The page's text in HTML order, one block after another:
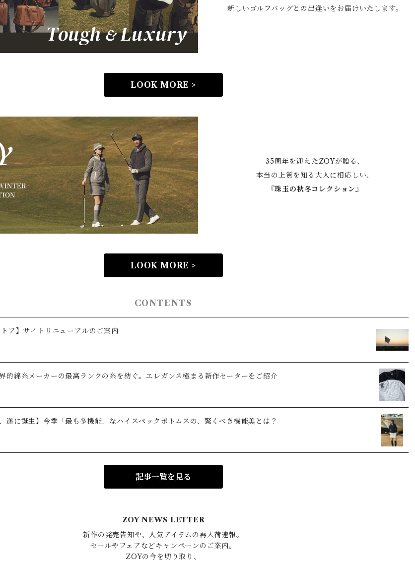
新しいゴルフバッグとの出逢いをお届けいたします。
LOOK MORE >
35周年を迎えたZOYが贈る、
本当の上質を知る大人に相応しい、
『珠玉の秋冬コレクション』
LOOK MORE >
CONTENTS
ア】サイトリニューアルのご案内
的綿糸メーカーの最高ランクの糸を紡ぐ。エレガンス極まる新作セーターをご紹介
遂に誕生】今季「最も多機能」なハイスペックボトムスの、驚くべき機能美とは？
記事一覧を見る
ZOY NEWS LETTER
新作の発売告知や、人気アイテムの再入荷速報。
セールやフェアなどキャンペーンのご案内。
ZOYの今を切り取り、